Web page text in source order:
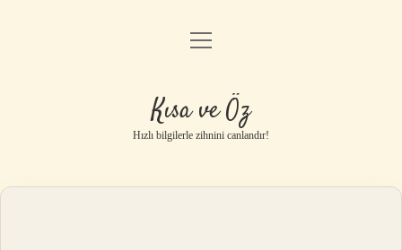
Anasayfa
Gizlilik Politikası
Yasal Uyarı
menüyü
Kısa ve Öz
Hızlı bilgilerle zihnini canlandır!